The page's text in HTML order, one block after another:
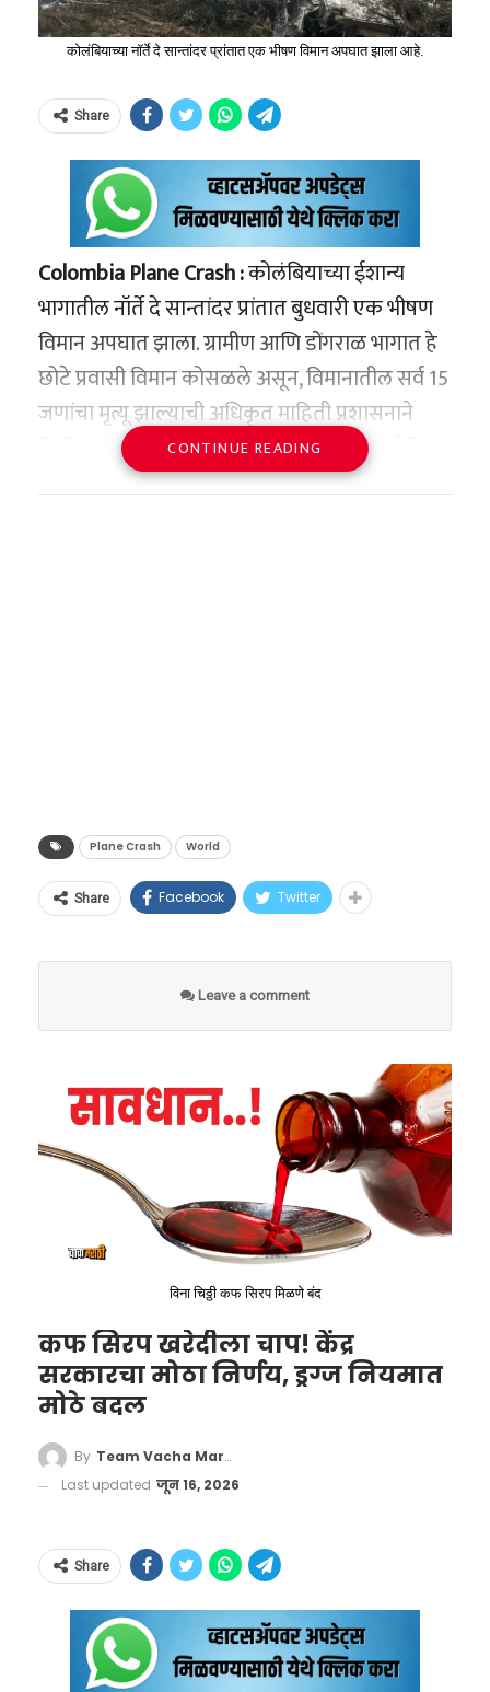
कोलंबियाच्या नॉर्ते दे सान्तांदर प्रांतात एक भीषण विमान अपघात झाला आहे.
Share
Colombia Plane Crash :कोलंबियाच्या ईशान्य
भागातील नॉर्ते दे सान्तांदर प्रांतात बुधवारी एक भीषण
विमान अपघात झाला. ग्रामीण आणि डोंगराळ भागात हे
छोटे प्रवासी विमान कोसळले असून, विमानातील सर्व 15
जणांचा मृत्यू झाल्याची अधिकृत माहिती प्रशासनाने
दिली आहे. मृतांमध्ये कोलंबियाचे खासदार दिओजेनिस
क्विंतेरो यांचाही समावेश आहे. या दुर्घटनेनंतर संपूर्ण
TRAGEDIA CONFIRMADA |
Autoridades hallaron el avión
Satena HK4709 que desapareció
en Norte de Santander con 15
personas a bordo.
La aeronave se estrelló en zona
Catatumbo. No hubo
sobrevivientes. La Aeronáutica
pic.twitter.com/ESA57NeG4C
— Global Network News
(@iluminnatii)January 29, 2026
CONTINUE READING
Plane Crash World
Share Facebook Twitter
Leave a comment
विना चिठ्ठी कफ सिरप मिळणे बंद
कफ सिरप खरेदीला चाप! केंद्र
सरकारचा मोठा निर्णय, ड्रग्ज नियमात
मोठे बदल
By Team Vacha Marathi
Last updated जून 16, 2026
Share